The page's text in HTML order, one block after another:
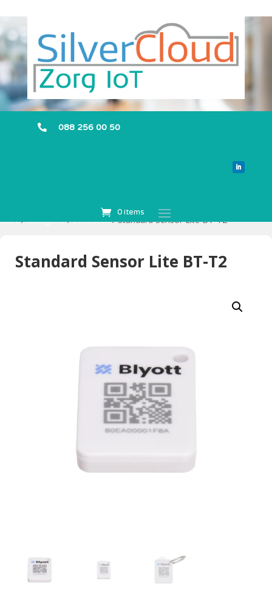
 088 256 00 50
0 items
Start/Categorie/Sensoren/ Standard Sensor Lite BT-T2
Standard Sensor Lite BT-T2